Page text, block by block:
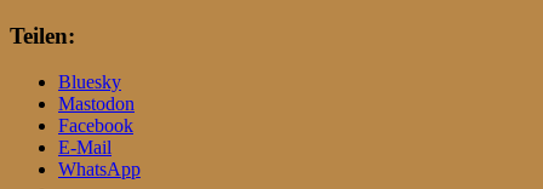
Teilen:
Bluesky
Mastodon
Facebook
E-Mail
WhatsApp